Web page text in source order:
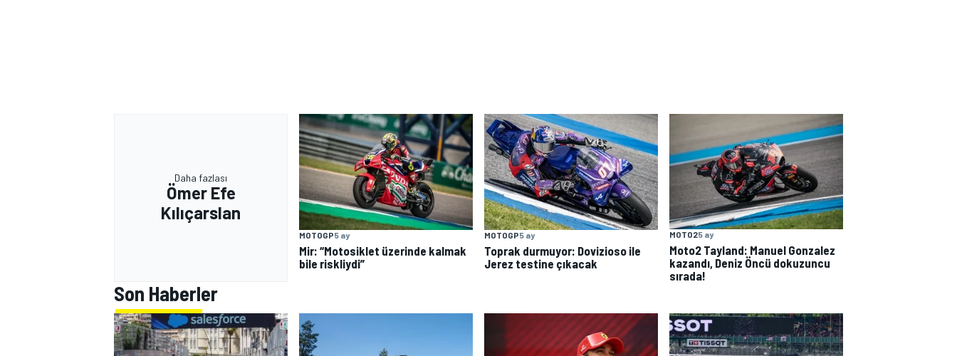
MOTOSİKLET
Daha fazlası
Ömer Efe
Kılıçarslan
MOTOGP5 ay
Mir: “Motosiklet üzerinde kalmak
bile riskliydi”
MOTOGP5 ay
Toprak durmuyor: Dovizioso ile
Jerez testine çıkacak
MOTO25 ay
Moto2 Tayland: Manuel Gonzalez
kazandı, Deniz Öncü dokuzuncu
sırada!
Son Haberler